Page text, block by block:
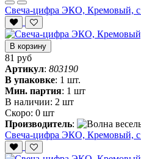
Свеча-цифра ЭКО, Кремовый, с
В корзину
81 руб
Артикул: 803190
В упаковке: 1 шт.
Мин. партия: 1 шт
В наличии: 2 шт
Скоро: 0 шт
Производитель:
Свеча-цифра ЭКО, Кремовый, с